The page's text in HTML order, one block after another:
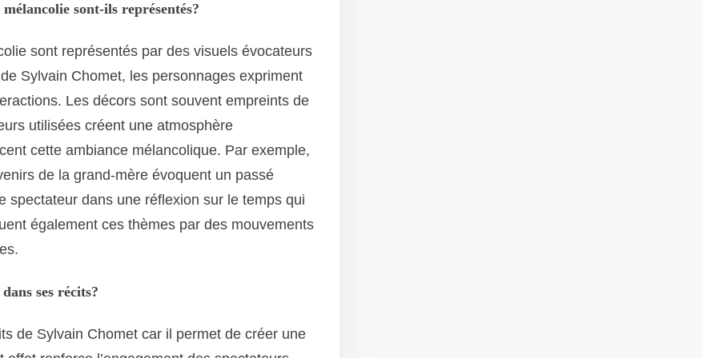
sont-ils représentés?
sont représentés par des visuels évocateurs
Sylvain Chomet, les personnages expriment
Les décors sont souvent empreints de
utilisées créent une atmosphère
cette ambiance mélancolique. Par exemple,
de la grand-mère évoquent un passé
spectateur dans une réflexion sur le temps qui
également ces thèmes par des mouvements
ses récits?
de Sylvain Chomet car il permet de créer une